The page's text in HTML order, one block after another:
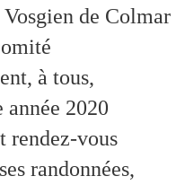
de Colmar
à tous,
2020
rendez-vous
randonnées,